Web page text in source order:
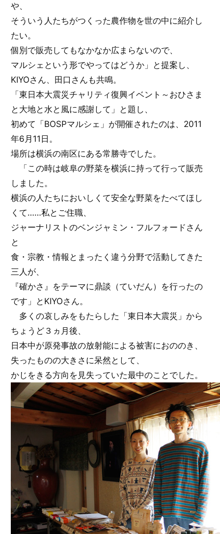
や、
そういう人たちがつくった農作物を世の中に紹介し
たい。
個別で販売してもなかなか広まらないので、
マルシェという形でやってはどうか」と提案し、
KIYOさん、田口さんも共鳴。
「東日本大震災チャリティ復興イベント～おひさま
と大地と水と風に感謝して」と題し、
初めて「BOSPマルシェ」が開催されたのは、2011
年6月11日。
場所は横浜の南区にある常勝寺でした。
「この時は岐阜の野菜を横浜に持って行って販売
しました。
横浜の人たちにおいしくて安全な野菜をたべてほし
くて……私とご住職、
ジャーナリストのベンジャミン・フルフォードさん
と
食・宗教・情報とまったく違う分野で活動してきた
三人が、
『確かさ』をテーマに鼎談（ていだん）を行ったの
です」とKIYOさん。
多くの哀しみをもたらした「東日本大震災」から
ちょうど３ヵ月後、
日本中が原発事故の放射能による被害におののき、
失ったものの大きさに呆然として、
かじをきる方向を見失っていた最中のことでした。